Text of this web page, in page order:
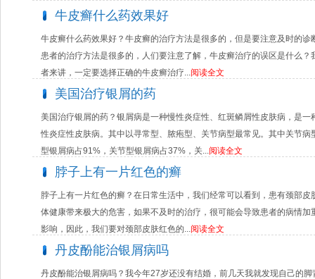
牛皮癣什么药效果好
牛皮癣什么药效果好？牛皮癣的治疗方法是很多的，但是要注意及时的
患者的治疗方法是很多的，人们要注意了解，牛皮癣治疗的误区是什么
者来讲，一定要选择正确的牛皮癣治疗...阅读全文
美国治疗银屑的药
美国治疗银屑的药？银屑病是一种慢性炎症性、红斑鳞屑性皮肤病，是
性炎症性皮肤病。其中以寻常型、脓疱型、关节病型最常见。其中关节
型银屑病占91%，关节型银屑病占37%，关...阅读全文
脖子上有一片红色的癣
脖子上有一片红色的癣？在日常生活中，我们经常可以看到，患有颈部
体健康带来极大的危害，如果不及时的治疗，很可能会导致患者的病情
影响，因此，我们要对颈部皮肤红色的...阅读全文
丹皮酚能治银屑病吗
丹皮酚能治银屑病吗？我今年27岁还没有结婚，前几天我就发现自己的